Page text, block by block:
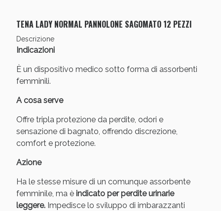
TENA LADY NORMAL PANNOLONE SAGOMATO 12 PEZZI
Descrizione
Indicazioni
È un dispositivo medico sotto forma di assorbenti
femminili.
A cosa serve
Offre tripla protezione da perdite, odori e
sensazione di bagnato, offrendo discrezione,
comfort e protezione.
Azione
Ha le stesse misure di un comunque assorbente
femminile, ma è indicato per perdite urinarie
leggere. Impedisce lo sviluppo di imbarazzanti
Sconto fino al 55% disponibile oggi!